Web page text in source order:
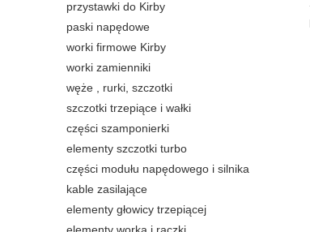
przystawki do Kirby
paski napędowe
worki firmowe Kirby
worki zamienniki
węże , rurki, szczotki
szczotki trzepiące i wałki
części szamponierki
elementy szczotki turbo
części modułu napędowego i silnika
kable zasilające
elementy głowicy trzepiącej